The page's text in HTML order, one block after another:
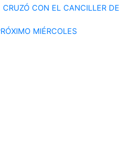
CON EL CANCILLER DE
MIÉRCOLES